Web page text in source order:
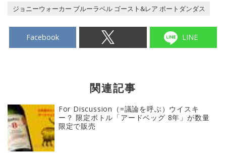
ジョニーウォーカー ブルーラベル ゴースト&レア ポートダンダス
Facebook LINE
関連記事
For Discussion（=議論を呼ぶ）ウイスキ
ー？ 限定ボトル「アードベッグ 8年」が数量
限定で販売